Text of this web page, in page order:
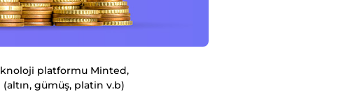
platformu Minted,
gümüş, platin v.b)